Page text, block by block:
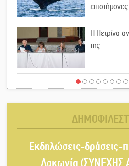
επιστήμονες
Η Πετρίνα
της
Έρχεται η
Εκδηλώσεις-δράσεις-
Λακωνία